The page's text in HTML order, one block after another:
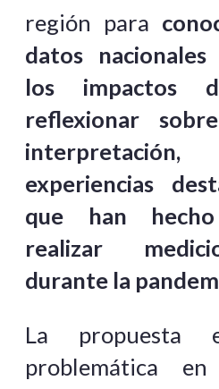
región para
datos
los impactos
reflexionar
experiencias
que han
realizar
durante la
La propuesta
problemática